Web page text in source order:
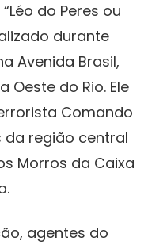
do Peres ou
durante
Avenida Brasil,
Oeste do Rio. Ele
Comando
da região central
Morros da Caixa
agentes do